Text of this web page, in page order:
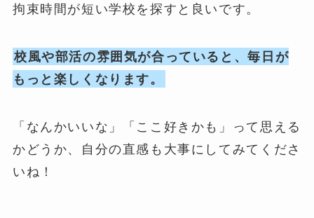
拘束時間が短い学校を探すと良いです。
校風や部活の雰囲気が合っていると、毎日が
もっと楽しくなります。
「なんかいいな」「ここ好きかも」って思える
かどうか、自分の直感も大事にしてみてくださ
いね！